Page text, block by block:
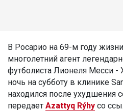
В Росарио на 69-м году
многолетний агент
футболиста Лионеля Месси -
ночь на субботу в клинике
находился после ухудшения
передает Azattyq Rýhy со